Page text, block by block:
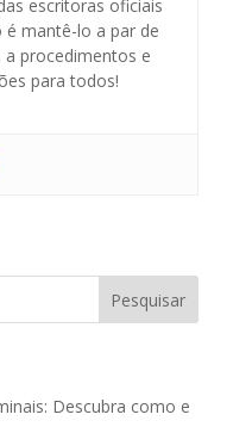
escritoras oficiais
mantê-lo a par de
procedimentos e
para todos!
Descubra como e